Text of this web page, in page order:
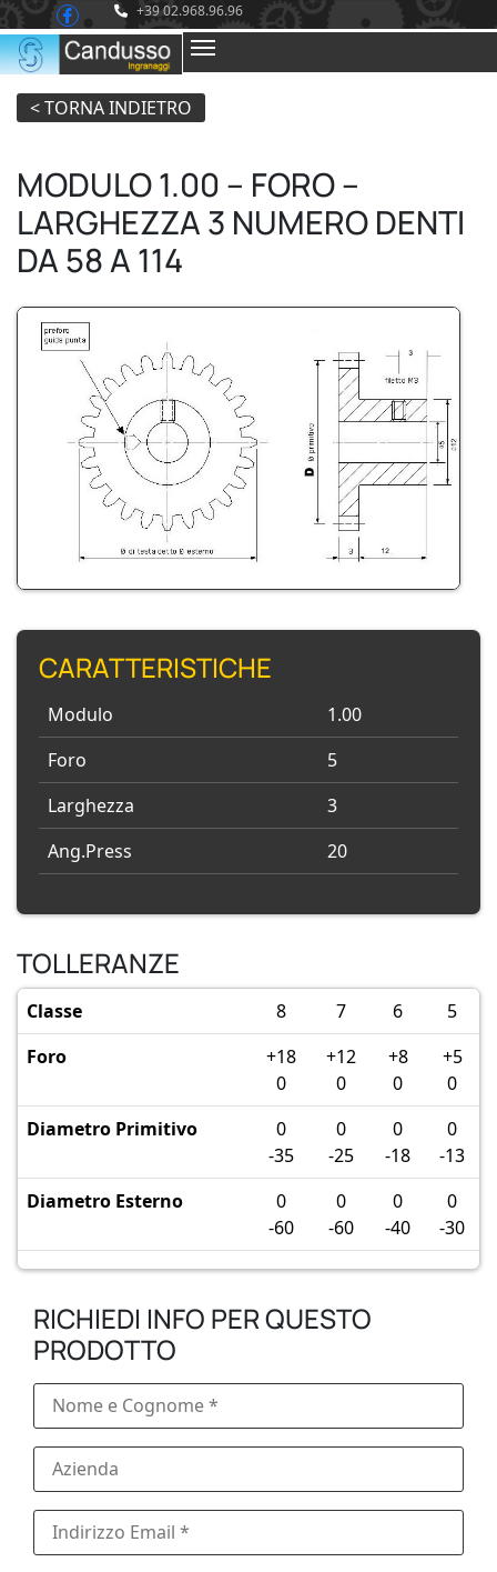
+39 02.968.96.96
MODULO 1.00 – FORO –
LARGHEZZA 3 NUMERO DENTI
DA 58 A 114
CARATTERISTICHE
Modulo
1.00
Foro
5
Larghezza
3
Ang.Press
20
TOLLERANZE
Classe 8 7 6
5
Foro
+18
0
+12
0
+8
0
+5
0
Diametro Primitivo
0
-35
0
-25
0
-18
0
-13
Diametro Esterno
0
-60
0
-60
0
-40
0
-30
RICHIEDI INFO PER QUESTO
PRODOTTO